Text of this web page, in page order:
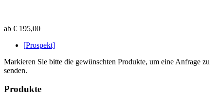
ab € 195,00
[Prospekt]
Markieren Sie bitte die gewünschten Produkte, um eine Anfrage zu
senden.
Produkte